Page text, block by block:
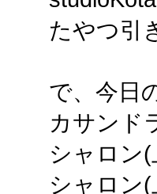
たやつ引
で、今日
カサンド
シャロン
シャロン